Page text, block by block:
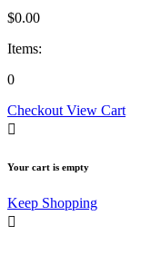
$0.00
Items:
0
Checkout View Cart
Your cart is empty
Keep Shopping